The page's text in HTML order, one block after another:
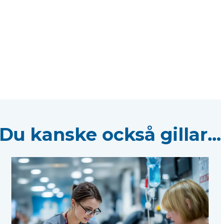
Du kanske också gillar...